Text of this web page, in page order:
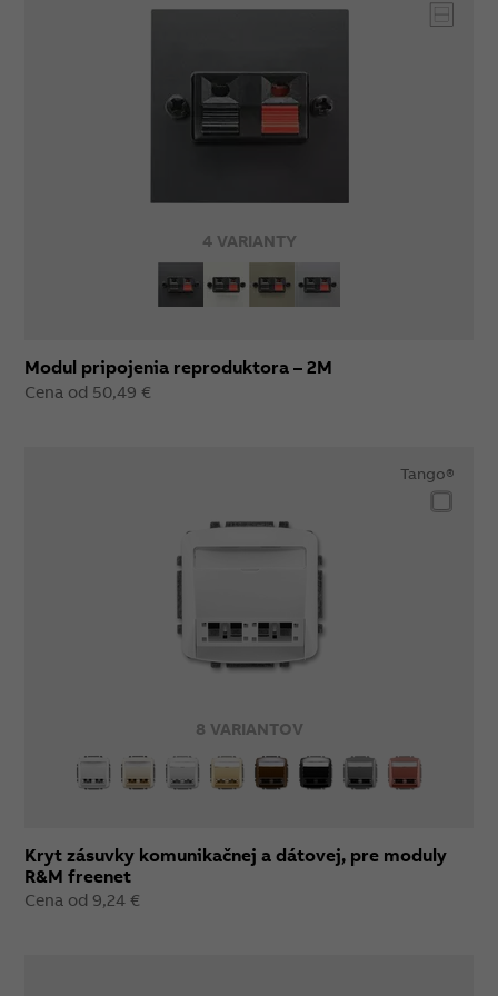
4 VARIANTY
Modul pripojenia reproduktora – 2M
Cena od 50,49 €
8 VARIANTOV
Tango®
Kryt zásuvky komunikačnej a dátovej, pre moduly
R&M freenet
Cena od 9,24 €